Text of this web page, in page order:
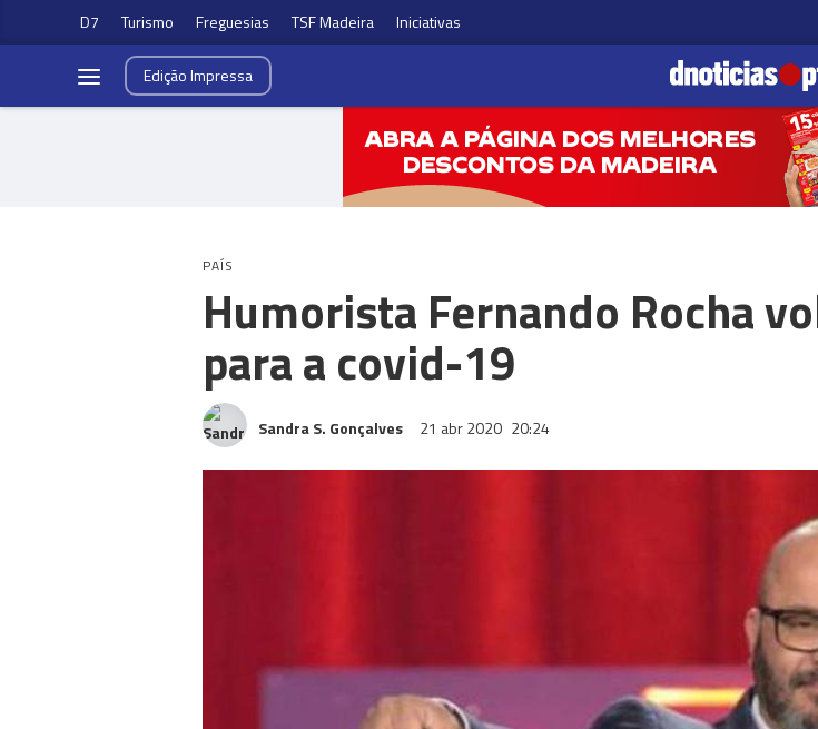
D7 Turismo Freguesias TSF Madeira Iniciativas
EdiçãoImpressa
PAÍS
Humorista Fernando Rocha
para a covid-19
Sandra S. Gonçalves 21 abr 2020 20:24